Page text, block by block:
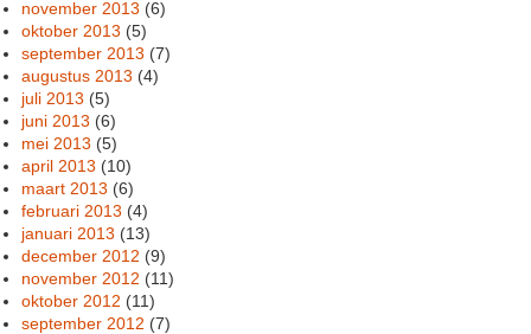
november 2013 (6)
oktober 2013 (5)
september 2013 (7)
augustus 2013 (4)
juli 2013 (5)
juni 2013 (6)
mei 2013 (5)
april 2013 (10)
maart 2013 (6)
februari 2013 (4)
januari 2013 (13)
december 2012 (9)
november 2012 (11)
oktober 2012 (11)
september 2012 (7)